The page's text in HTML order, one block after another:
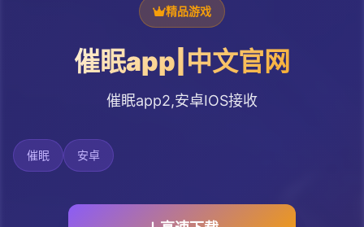
精品游戏
催眠app|中文官网
催眠app2,安卓IOS接收
催眠 安卓